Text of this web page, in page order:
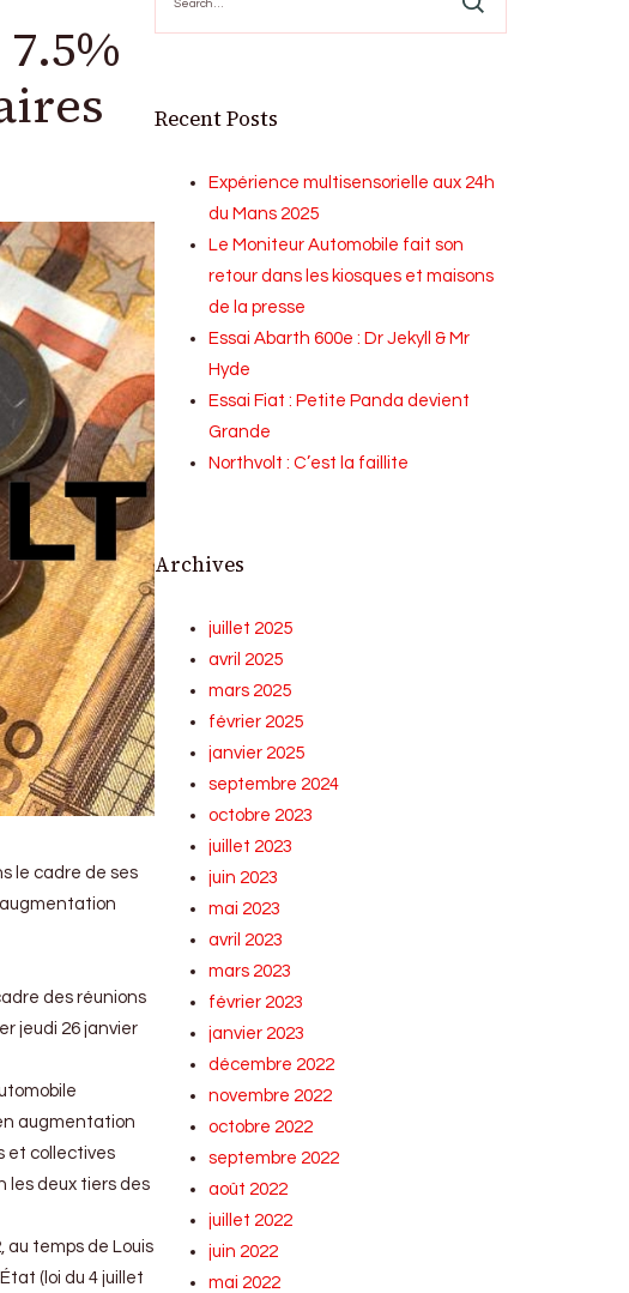
le cadre de ses
augmentation
des réunions
jeudi 26 janvier
augmentation
et collectives
les deux tiers des
temps de Louis
(loi du 4 juillet
Recent Posts
Expérience multisensorielle aux 24h
du Mans 2025
Le Moniteur Automobile fait son
retour dans les kiosques et maisons
de la presse
Essai Abarth 600e : Dr Jekyll & Mr
Hyde
Essai Fiat : Petite Panda devient
Grande
Northvolt : C’est la faillite
Archives
juillet 2025
avril 2025
mars 2025
février 2025
janvier 2025
septembre 2024
octobre 2023
juillet 2023
juin 2023
mai 2023
avril 2023
mars 2023
février 2023
janvier 2023
décembre 2022
novembre 2022
octobre 2022
septembre 2022
août 2022
juillet 2022
juin 2022
mai 2022